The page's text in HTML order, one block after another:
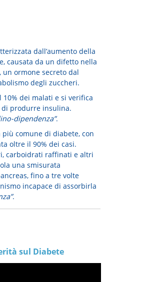
dall’aumento della
causata da un difetto nella
un ormone secreto dal
degli zuccheri.
10% dei malati e si verifica
di produrre insulina.
dipendenza”.
comune di diabete, con
oltre il 90% dei casi.
carboidrati raffinati e altri
una smisurata
fino a tre volte
incapace di assorbirla
.
sul Diabete